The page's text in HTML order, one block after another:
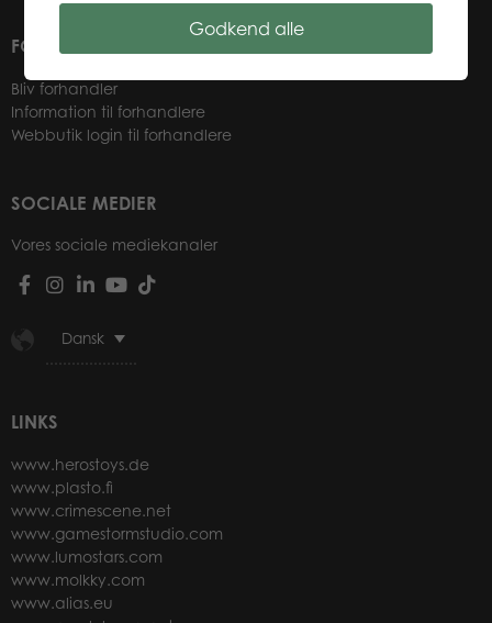
FOR VORES FORHANDLERE
Bliv forhandler
Information til forhandlere
Webbutik login til forhandlere
SOCIALE MEDIER
Vores sociale mediekanaler
Dansk
LINKS
www.herostoys.de
www.plasto.fi
www.crimescene.net
www.gamestormstudio.com
www.lumostars.com
www.molkky.com
www.alias.eu
Godkend alle